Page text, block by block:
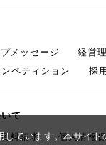
ています。本サイ
プメッセージ 経営
ペティション
採
て
資料請求 個人情報